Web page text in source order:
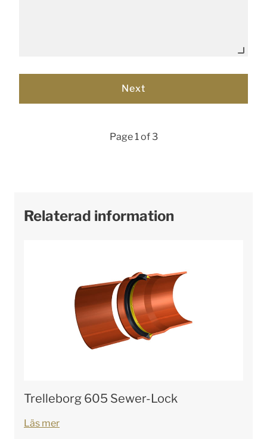
Page 1 of 3
Relaterad information
Trelleborg 605 Sewer-Lock
Läs mer